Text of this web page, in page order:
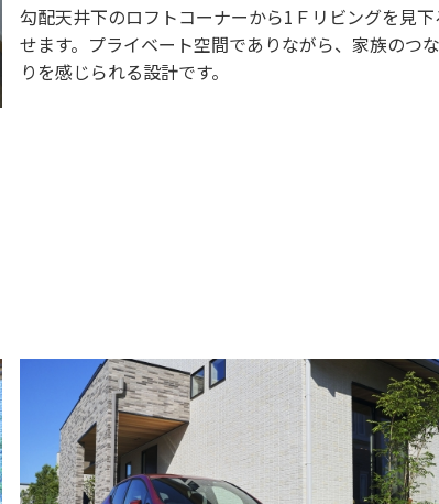
勾配天井下のロフトコーナーから1Ｆリビングを見
せます。プライベート空間でありながら、家族のつ
りを感じられる設計です。